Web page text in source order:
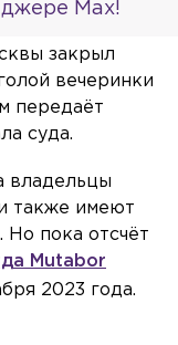
Max!
закрыл
вечеринки
передаёт
суда.
владельцы
также имеют
Но пока отсчёт
Mutabor
2023 года.